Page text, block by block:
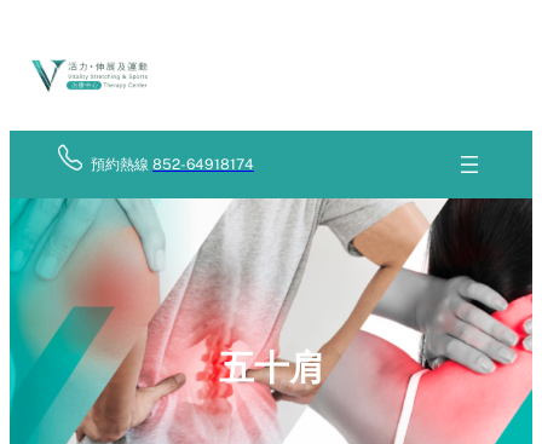
content
預約熱線852-64918174
五十肩